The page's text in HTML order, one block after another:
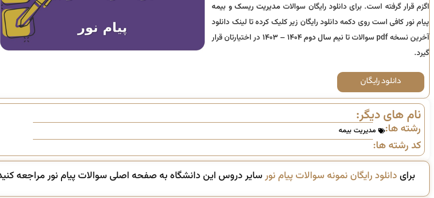
اگزم قرار گرفته است. برای دانلود رایگان سوالات مدیریت ریسک و بیمه
پیام نور کافی است روی دکمه دانلود رایگان زیر کلیک کرده تا لینک دانلود
آخرین نسخه pdf سوالات تا
نیم سال دوم ۱۴۰۴ – ۱۴۰۳
در اختیارتان قرار
گیرد.
دانلود رایگان
نام های دیگر:
رشته ها: مدیریت بیمه
کد رشته ها:
برای دانلود رایگان نمونه سوالات پیام نورسایر دروس این دانشگاه به صفحه اصلی سوالات پیام نور مراجعه